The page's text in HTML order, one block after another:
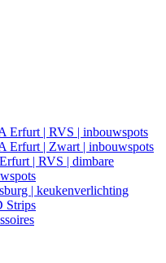
Erfurt | RVS | inbouwspots
Erfurt | Zwart | inbouwspots
| RVS | dimbare
| keukenverlichting
Strips